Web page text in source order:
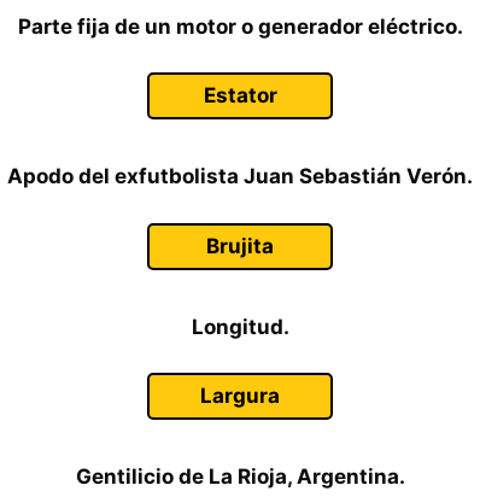
Parte fija de un motor o generador eléctrico.
Estator
Apodo del exfutbolista Juan Sebastián Verón.
Brujita
Longitud.
Largura
Gentilicio de La Rioja, Argentina.